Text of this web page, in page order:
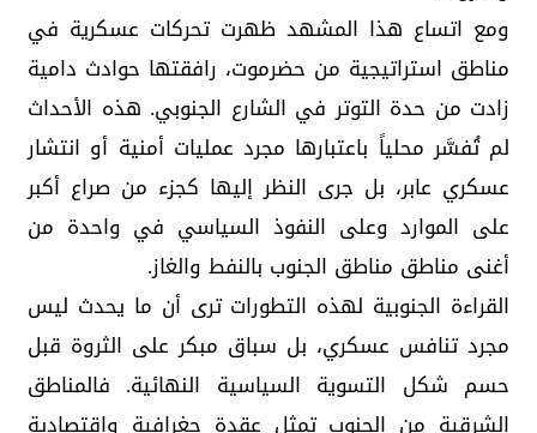
ومع اتساع هذا المشهد ظهرت تحركات عسكرية في
مناطق استراتيجية من حضرموت، رافقتها حوادث دامية
زادت من حدة التوتر في الشارع الجنوبي. هذه الأحداث
لم تُفسَّر محلياً باعتبارها مجرد عمليات أمنية أو انتشار
عسكري عابر، بل جرى النظر إليها كجزء من صراع أكبر
على الموارد وعلى النفوذ السياسي في واحدة من
أغنى مناطق مناطق الجنوب بالنفط والغاز.
القراءة الجنوبية لهذه التطورات ترى أن ما يحدث ليس
مجرد تنافس عسكري، بل سباق مبكر على الثروة قبل
حسم شكل التسوية السياسية النهائية. فالمناطق